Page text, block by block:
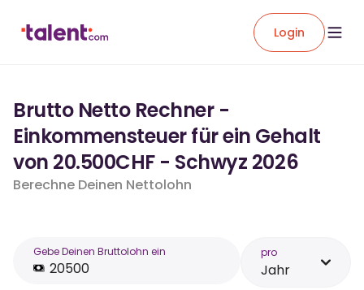
Login
Brutto Netto Rechner -
Einkommensteuer für ein Gehalt
von 20.500CHF - Schwyz 2026
Berechne Deinen Nettolohn
Gebe Deinen Bruttolohn ein pro
Jahr